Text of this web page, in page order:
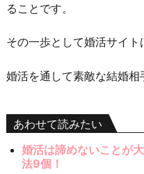
ることです。
その一歩として婚活サイト
婚活を通して素敵な結婚相
あわせて読みたい
婚活は諦めないことが
法9個！